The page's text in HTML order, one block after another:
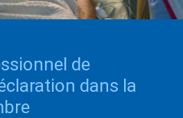
de
dans la